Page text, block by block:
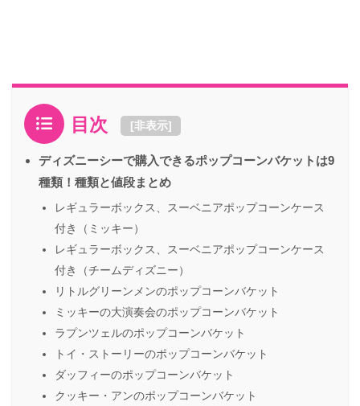
目次 [非表示]
ディズニーシーで購入できるポップコーンバケットは9
種類！種類と値段まとめ
レギュラーボックス、スーベニアポップコーンケース
付き（ミッキー）
レギュラーボックス、スーベニアポップコーンケース
付き（チームディズニー）
リトルグリーンメンのポップコーンバケット
ミッキーの大演奏会のポップコーンバケット
ラプンツェルのポップコーンバケット
トイ・ストーリーのポップコーンバケット
ダッフィーのポップコーンバケット
クッキー・アンのポップコーンバケット